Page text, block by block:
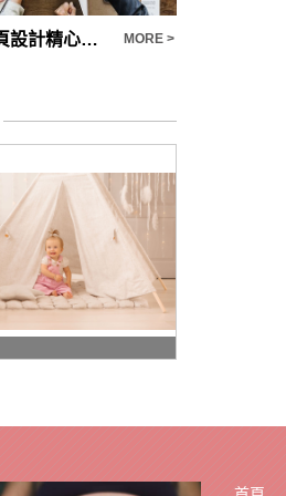
台北網頁設計精心製作網站、完整滿足您的需求 MORE >